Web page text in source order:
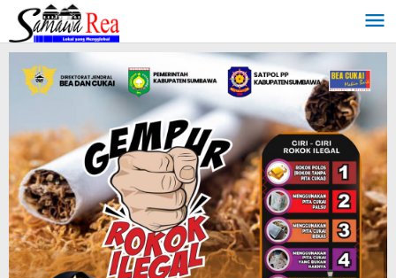
Lewati
konten